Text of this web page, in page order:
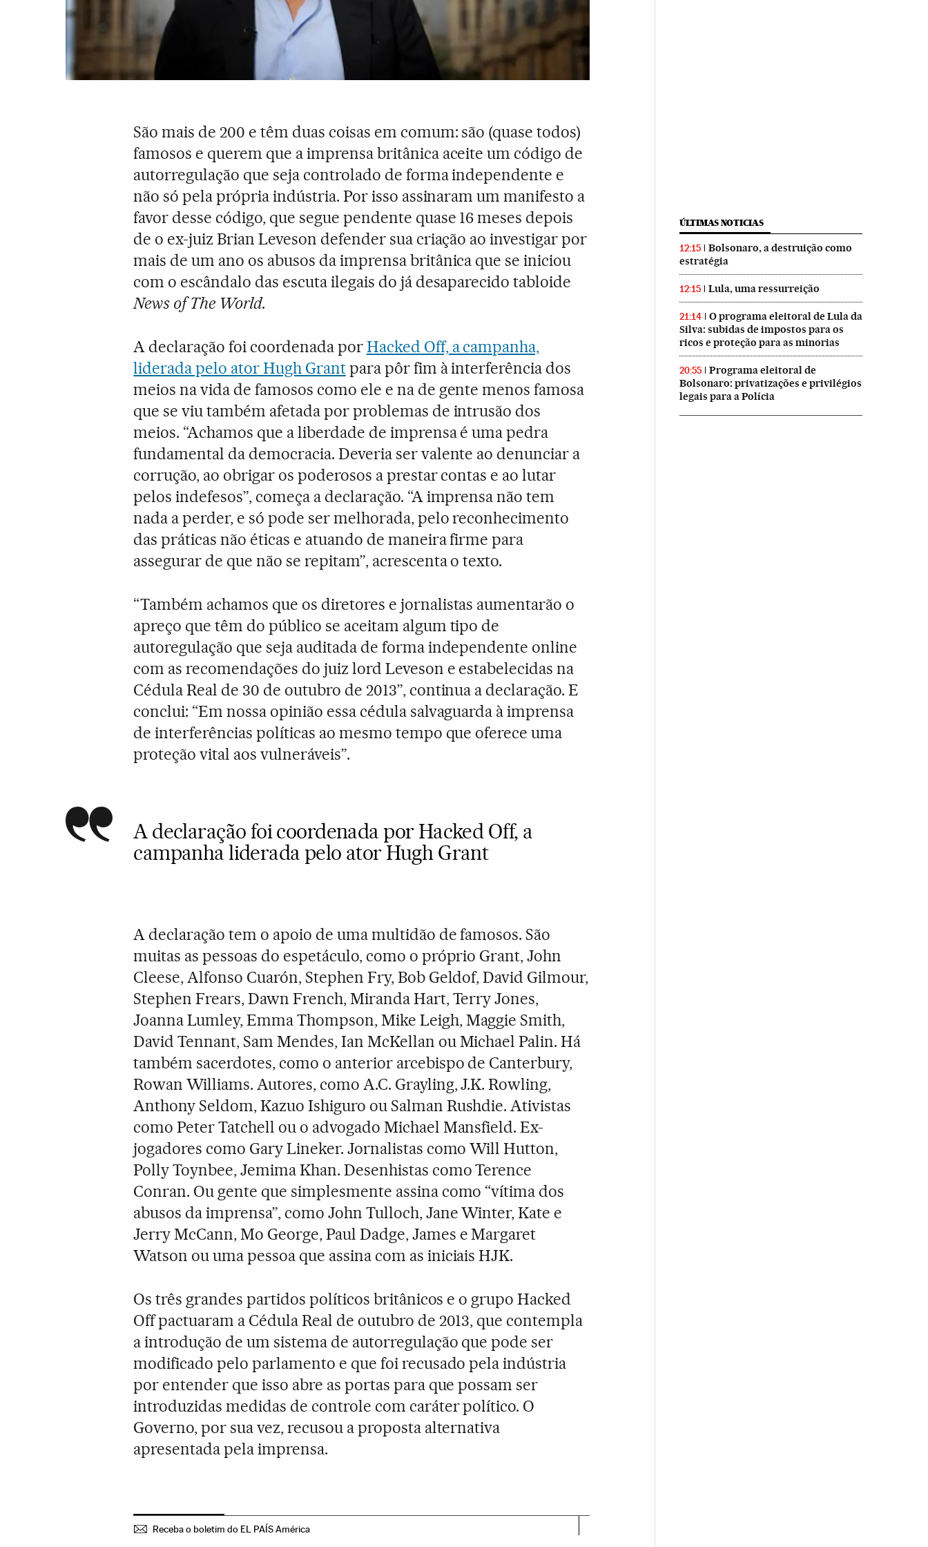
São mais de 200 e têm duas coisas em comum: são (quase todos)
famosos e querem que a imprensa britânica aceite um código de
autorregulação que seja controlado de forma independente e
não só pela própria indústria. Por isso assinaram um manifesto a
favor desse código, que segue pendente quase 16 meses depois
de o ex-juiz Brian Leveson defender sua criação ao investigar por
mais de um ano os abusos da imprensa britânica que se iniciou
com o escândalo das escuta ilegais do já desaparecido tabloide
News of The World.
A declaração foi coordenada porHacked Off, a campanha,
liderada pelo ator Hugh Grantpara pôr fim à interferência dos
meios na vida de famosos como ele e na de gente menos famosa
que se viu também afetada por problemas de intrusão dos
meios. “Achamos que a liberdade de imprensa é uma pedra
fundamental da democracia. Deveria ser valente ao denunciar a
corrução, ao obrigar os poderosos a prestar contas e ao lutar
pelos indefesos”, começa a declaração. “A imprensa não tem
nada a perder, e só pode ser melhorada, pelo reconhecimento
das práticas não éticas e atuando de maneira firme para
assegurar de que não se repitam”, acrescenta o texto.
“Também achamos que os diretores e jornalistas aumentarão o
apreço que têm do público se aceitam algum tipo de
autoregulação que seja auditada de forma independente online
com as recomendações do juiz lord Leveson e estabelecidas na
Cédula Real de 30 de outubro de 2013”, continua a declaração. E
conclui: “Em nossa opinião essa cédula salvaguarda à imprensa
de interferências políticas ao mesmo tempo que oferece uma
proteção vital aos vulneráveis”.
A declaração foi coordenada por Hacked Off, a
campanha liderada pelo ator Hugh Grant
A declaração tem o apoio de uma multidão de famosos. São
muitas as pessoas do espetáculo, como o próprio Grant, John
Cleese, Alfonso Cuarón, Stephen Fry, Bob Geldof, David Gilmour,
Stephen Frears, Dawn French, Miranda Hart, Terry Jones,
Joanna Lumley, Emma Thompson, Mike Leigh, Maggie Smith,
David Tennant, Sam Mendes, Ian McKellan ou Michael Palin. Há
também sacerdotes, como o anterior arcebispo de Canterbury,
Rowan Williams. Autores, como A.C. Grayling, J.K. Rowling,
Anthony Seldom, Kazuo Ishiguro ou Salman Rushdie. Ativistas
como Peter Tatchell ou o advogado Michael Mansfield. Ex-
jogadores como Gary Lineker. Jornalistas como Will Hutton,
Polly Toynbee, Jemima Khan. Desenhistas como Terence
Conran. Ou gente que simplesmente assina como “vítima dos
abusos da imprensa”, como John Tulloch, Jane Winter, Kate e
Jerry McCann, Mo George, Paul Dadge, James e Margaret
Watson ou uma pessoa que assina com as iniciais HJK.
Os três grandes partidos políticos britânicos e o grupo Hacked
Off pactuaram a Cédula Real de outubro de 2013, que contempla
a introdução de um sistema de autorregulação que pode ser
modificado pelo parlamento e que foi recusado pela indústria
por entender que isso abre as portas para que possam ser
introduzidas medidas de controle com caráter político. O
Governo, por sua vez, recusou a proposta alternativa
apresentada pela imprensa.
Receba o boletim do EL PAÍS América
ÚLTIMAS NOTICIAS
12:15
Bolsonaro, a destruição como
estratégia
12:15 Lula, uma ressurreição
21:14
O programa eleitoral de Lula da
Silva: subidas de impostos para os
ricos e proteção para as minorias
20:55
Programa eleitoral de
Bolsonaro: privatizações e privilégios
legais para a Polícia